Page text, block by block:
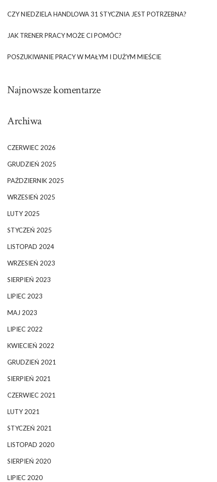
CZY NIEDZIELA HANDLOWA 31 STYCZNIA JEST POTRZEBNA?
JAK TRENER PRACY MOŻE CI POMÓC?
POSZUKIWANIE PRACY W MAŁYM I DUŻYM MIEŚCIE
Najnowsze komentarze
Archiwa
CZERWIEC 2026
GRUDZIEŃ 2025
PAŹDZIERNIK 2025
WRZESIEŃ 2025
LUTY 2025
STYCZEŃ 2025
LISTOPAD 2024
WRZESIEŃ 2023
SIERPIEŃ 2023
LIPIEC 2023
MAJ 2023
LIPIEC 2022
KWIECIEŃ 2022
GRUDZIEŃ 2021
SIERPIEŃ 2021
CZERWIEC 2021
LUTY 2021
STYCZEŃ 2021
LISTOPAD 2020
SIERPIEŃ 2020
LIPIEC 2020